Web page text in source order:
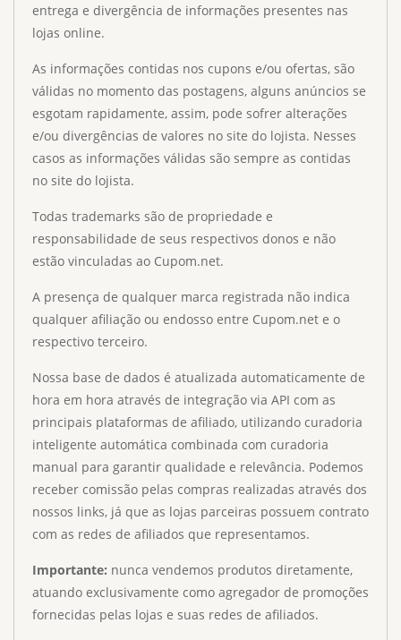
entrega e divergência de informações presentes nas
lojas online.
As informações contidas nos cupons e/ou ofertas, são
válidas no momento das postagens, alguns anúncios se
esgotam rapidamente, assim, pode sofrer alterações
e/ou divergências de valores no site do lojista. Nesses
casos as informações válidas são sempre as contidas
no site do lojista.
Todas trademarks são de propriedade e
responsabilidade de seus respectivos donos e não
estão vinculadas ao Cupom.net.
A presença de qualquer marca registrada não indica
qualquer afiliação ou endosso entre Cupom.net e o
respectivo terceiro.
Nossa base de dados é atualizada automaticamente de
hora em hora através de integração via API com as
principais plataformas de afiliado, utilizando curadoria
inteligente automática combinada com curadoria
manual para garantir qualidade e relevância. Podemos
receber comissão pelas compras realizadas através dos
nossos links, já que as lojas parceiras possuem contrato
com as redes de afiliados que representamos.
Importante: nunca vendemos produtos diretamente,
atuando exclusivamente como agregador de promoções
fornecidas pelas lojas e suas redes de afiliados.